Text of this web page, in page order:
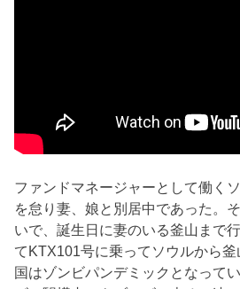
ファンドマネージャーとして働く
を怠り妻、娘と別居中であった。
いで、誕生日に妻のいる釜山まで
てKTX101号に乗ってソウルから
国はゾンビパンデミックとなって